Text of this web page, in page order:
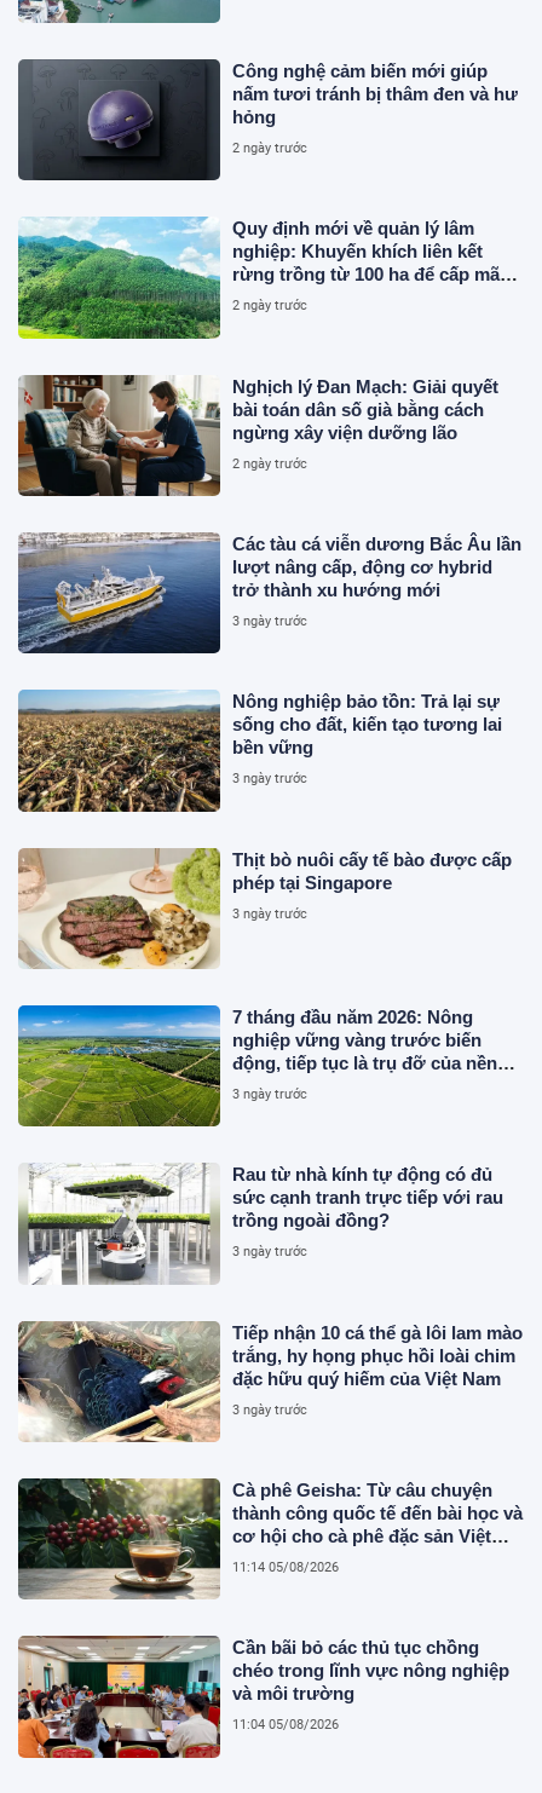
Công nghệ cảm biến mới giúp
nấm tươi tránh bị thâm đen và hư
hỏng
2 ngày trước
Quy định mới về quản lý lâm
nghiệp: Khuyến khích liên kết
rừng trồng từ 100 ha để cấp mã
số
2 ngày trước
Nghịch lý Đan Mạch: Giải quyết
bài toán dân số già bằng cách
ngừng xây viện dưỡng lão
2 ngày trước
Các tàu cá viễn dương Bắc Âu lần
lượt nâng cấp, động cơ hybrid
trở thành xu hướng mới
3 ngày trước
Nông nghiệp bảo tồn: Trả lại sự
sống cho đất, kiến tạo tương lai
bền vững
3 ngày trước
Thịt bò nuôi cấy tế bào được cấp
phép tại Singapore
3 ngày trước
7 tháng đầu năm 2026: Nông
nghiệp vững vàng trước biến
động, tiếp tục là trụ đỡ của nền
kinh tế
3 ngày trước
Rau từ nhà kính tự động có đủ
sức cạnh tranh trực tiếp với rau
trồng ngoài đồng?
3 ngày trước
Tiếp nhận 10 cá thể gà lôi lam mào
trắng, hy họng phục hồi loài chim
đặc hữu quý hiếm của Việt Nam
3 ngày trước
Cà phê Geisha: Từ câu chuyện
thành công quốc tế đến bài học và
cơ hội cho cà phê đặc sản Việt
Nam
11:14 05/08/2026
Cần bãi bỏ các thủ tục chồng
chéo trong lĩnh vực nông nghiệp
và môi trường
11:04 05/08/2026